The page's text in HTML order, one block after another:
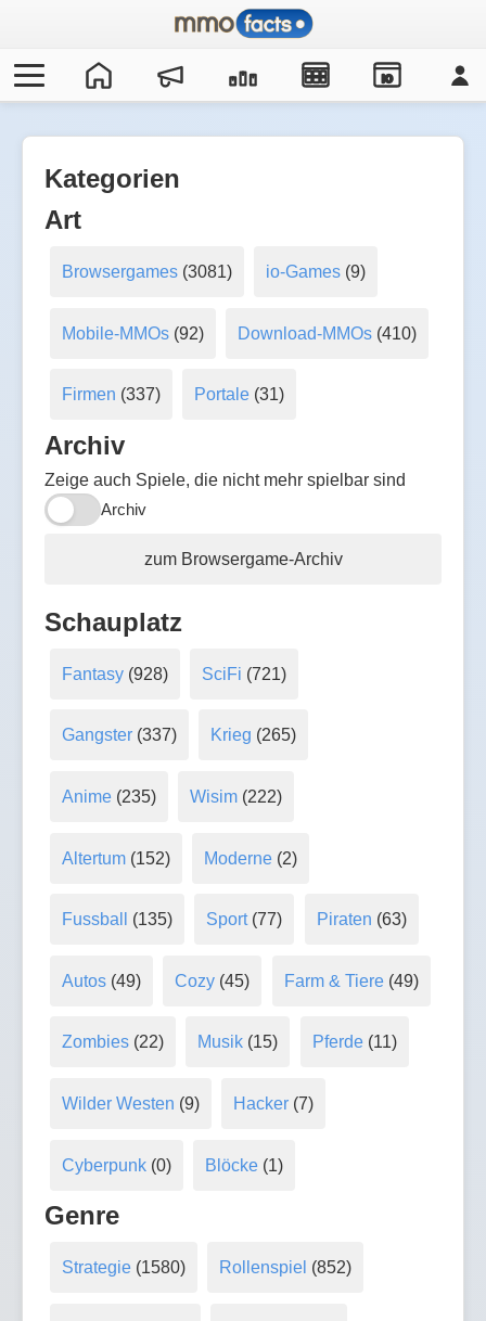
IO
Kategorien
Art
Browsergames(3081) io-Games (9)
Mobile-MMOs(92) Download-MMOs (410)
Firmen (337) Portale (31)
Archiv
Zeige auch Spiele, die nicht mehr spielbar sind
Archiv
zum Browsergame-Archiv
Schauplatz
Fantasy(928) SciFi (721)
Gangster(337) Krieg (265)
Anime(235) Wisim (222)
Altertum(152) Moderne (2)
Fussball (135) Sport(77) Piraten (63)
Autos(49) Cozy (45) Farm & Tiere(49)
Zombies(22) Musik (15) Pferde(11)
Wilder Westen (9) Hacker (7)
Cyberpunk(0) Blöcke (1)
Genre
Strategie(1580) Rollenspiel (852)